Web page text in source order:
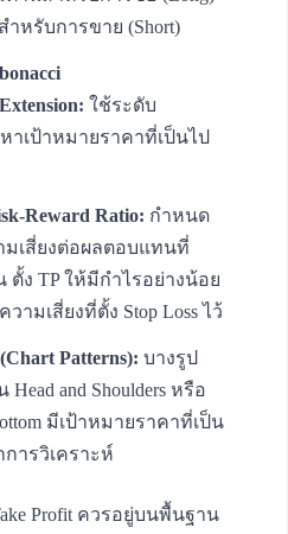
หรับการขาย (Short)
ใช้ระดับ
หาเป้าหมายราคาที่เป็นไป
Reward Ratio: กำหนด
มเสี่ยงต่อผลตอบแทนที่
ตั้ง TP ให้มีกำไรอย่างน้อย
วามเสี่ยงที่ตั้ง Stop Loss ไว้
Patterns): บางรูป
and Shoulders หรือ
มีเป้าหมายราคาที่เป็น
ารวิเคราะห์
Profit ควรอยู่บนพื้นฐาน